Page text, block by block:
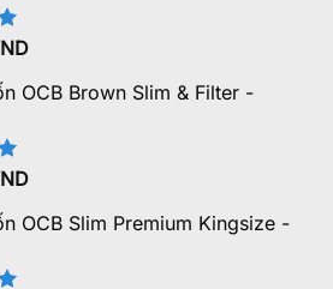
OCB Brown Slim & Filter -
OCB Slim Premium Kingsize -